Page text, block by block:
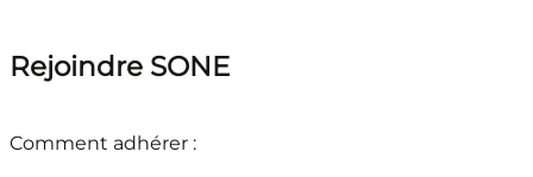
Rejoindre SONE
Comment adhérer :